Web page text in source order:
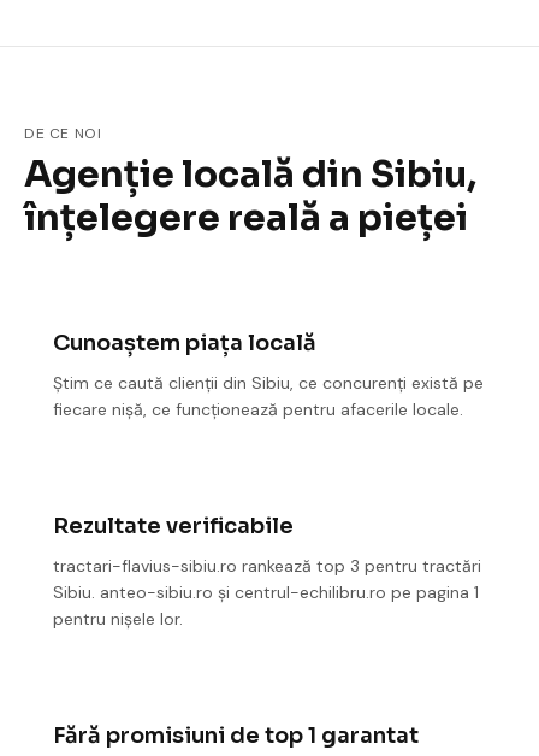
DE CE NOI
Agenție locală din Sibiu,
înțelegere reală a pieței
Cunoaștem piața locală
Știm ce caută clienții din Sibiu, ce concurenți există pe
fiecare nișă, ce funcționează pentru afacerile locale.
Rezultate verificabile
tractari-flavius-sibiu.ro rankează top 3 pentru tractări
Sibiu. anteo-sibiu.ro și centrul-echilibru.ro pe pagina 1
pentru nișele lor.
Fără promisiuni de top 1 garantat